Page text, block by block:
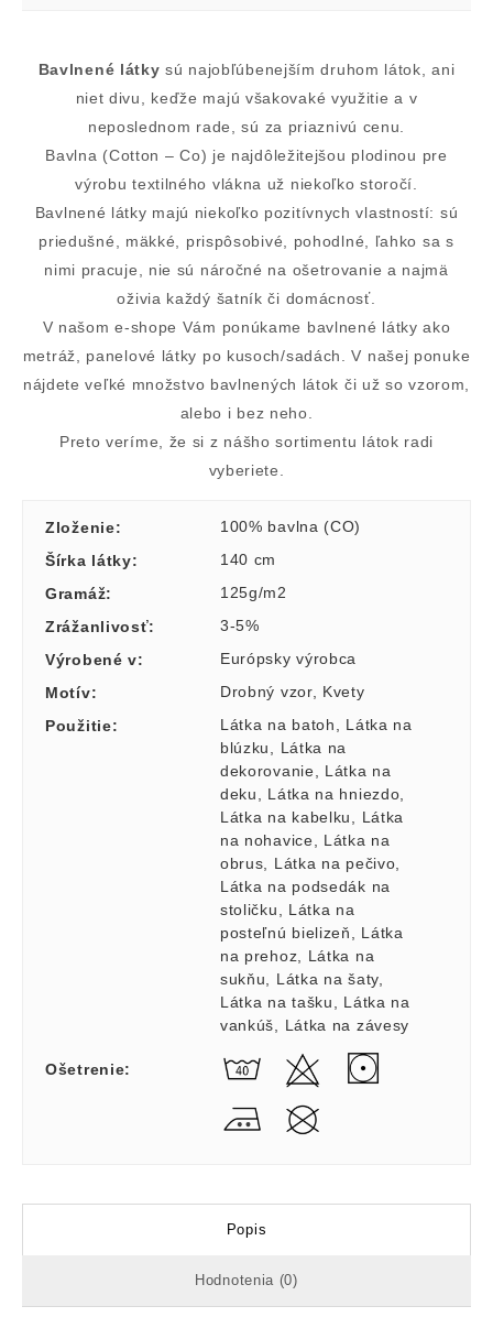
Bavlnené látky sú najobľúbenejším druhom látok, ani
niet divu, keďže majú všakovaké využitie a v
neposlednom rade, sú za priaznivú cenu.
Bavlna (Cotton – Co) je najdôležitejšou plodinou pre
výrobu textilného vlákna už niekoľko storočí.
Bavlnené látky majú niekoľko pozitívnych vlastností: sú
priedušné, mäkké, prispôsobivé, pohodlné, ľahko sa s
nimi pracuje, nie sú náročné na ošetrovanie a najmä
oživia každý šatník či domácnosť.
V našom e-shope Vám ponúkame bavlnené látky ako
metráž, panelové látky po kusoch/sadách. V našej ponuke
nájdete veľké množstvo bavlnených látok či už so vzorom,
alebo i bez neho.
Preto veríme, že si z nášho sortimentu látok radi
vyberiete.
Zloženie:
100% bavlna (CO)
Šírka látky:
140 cm
Gramáž:
125g/m2
Zrážanlivosť:
3-5%
Výrobené v:
Európsky výrobca
Motív: Drobný vzor, Kvety
Použitie: Látka na batoh
Látka na
blúzku
Látka na
dekorovanie
Látka na
deku
Látka na hniezdo
Látka na kabelku
Látka
na nohavice
Látka na
obrus
Látka na pečivo
Látka na podsedák na
stoličku
Látka na
posteľnú bielizeň
Látka
na prehoz
Látka na
sukňu
Látka na šaty,
Látka na tašku
Látka na
vankúš
Látka na závesy
Ošetrenie:
Popis
Hodnotenia (0)